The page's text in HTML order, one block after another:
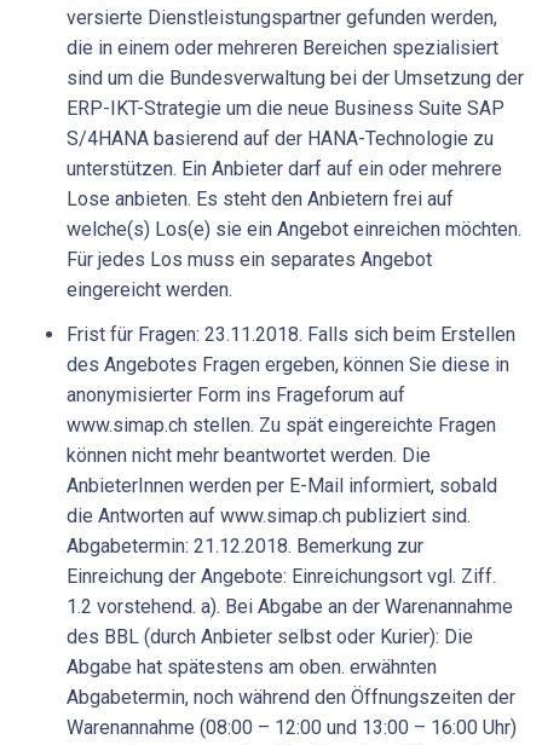
versierte Dienstleistungspartner gefunden werden,
die in einem oder mehreren Bereichen spezialisiert
sind um die Bundesverwaltung bei der Umsetzung der
ERP-IKT-Strategie um die neue Business Suite SAP
S/4HANA basierend auf der HANA-Technologie zu
unterstützen. Ein Anbieter darf auf ein oder mehrere
Lose anbieten. Es steht den Anbietern frei auf
welche(s) Los(e) sie ein Angebot einreichen möchten.
Für jedes Los muss ein separates Angebot
eingereicht werden.
Frist für Fragen: 23.11.2018. Falls sich beim Erstellen
des Angebotes Fragen ergeben, können Sie diese in
anonymisierter Form ins Frageforum auf
www.simap.ch stellen. Zu spät eingereichte Fragen
können nicht mehr beantwortet werden. Die
AnbieterInnen werden per E-Mail informiert, sobald
die Antworten auf www.simap.ch publiziert sind.
Abgabetermin: 21.12.2018. Bemerkung zur
Einreichung der Angebote: Einreichungsort vgl. Ziff.
1.2 vorstehend. a). Bei Abgabe an der Warenannahme
des BBL (durch Anbieter selbst oder Kurier): Die
Abgabe hat spätestens am oben. erwähnten
Abgabetermin, noch während den Öffnungszeiten der
Warenannahme (08:00 – 12:00 und 13:00 – 16:00 Uhr)